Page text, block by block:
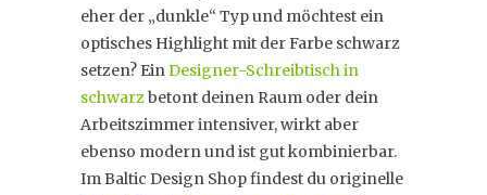
eher der „dunkle“ Typ und möchtest ein
optisches Highlight mit der Farbe schwarz
setzen? EinDesigner-Schreibtisch in
schwarzbetont deinen Raum oder dein
Arbeitszimmer intensiver, wirkt aber
ebenso modern und ist gut kombinierbar.
Im Baltic Design Shop findest du originelle